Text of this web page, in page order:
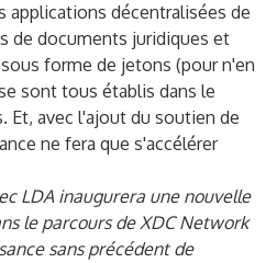
applications décentralisées de
de documents juridiques et
forme de jetons (pour n'en
sont tous établis dans le
Et, avec l'ajout du soutien de
ne fera que s'accélérer
LDA inaugurera une nouvelle
le parcours de XDC Network
sans précédent de